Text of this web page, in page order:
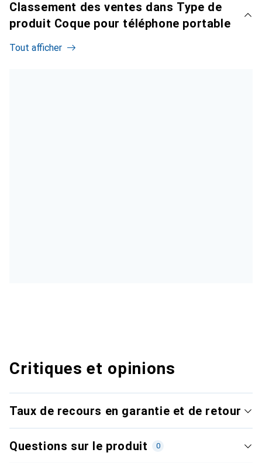
Classement des ventes dans Type de
produit Coque pour téléphone portable
Tout afficher
Critiques et opinions
Taux de recours en garantie et de retour
Questions sur le produit 0